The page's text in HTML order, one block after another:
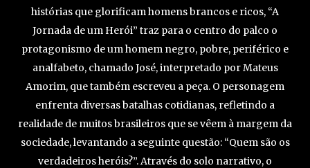
histórias que glorificam homens brancos e ricos, “A
Jornada de um Herói” traz para o centro do palco o
protagonismo de um homem negro, pobre, periférico e
analfabeto, chamado José, interpretado por Mateus
Amorim, que também escreveu a peça. O personagem
enfrenta diversas batalhas cotidianas, refletindo a
realidade de muitos brasileiros que se vêem à margem da
sociedade, levantando a seguinte questão: “Quem são os
verdadeiros heróis?”. Através do solo narrativo, o